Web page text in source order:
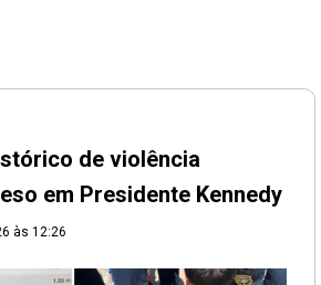
de violência
em Presidente Kennedy
às 12:26